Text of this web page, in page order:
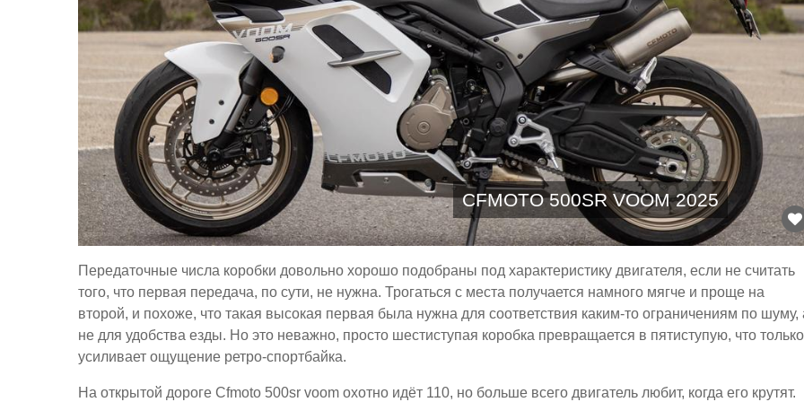
CFMOTO 500SR VOOM 2025
Передаточные числа коробки довольно хорошо подобраны под характеристику двигателя, если не считать
того, что первая передача, по сути, не нужна. Трогаться с места получается намного мягче и проще на
второй, и похоже, что такая высокая первая была нужна для соответствия каким-то ограничениям по шуму,
не для удобства езды. Но это неважно, просто шестиступая коробка превращается в пятиступую, что только
усиливает ощущение ретро-спортбайка.
На открытой дороге Cfmoto 500sr voom охотно идёт 110, но больше всего двигатель любит, когда его крутят.